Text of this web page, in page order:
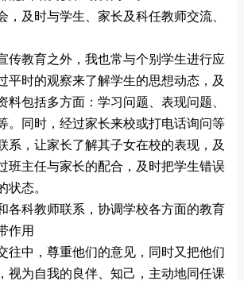
，及时与学生、家长及科任教师交流、
传教育之外，我也常与个别学生进行应
平时的观察来了解学生的思想动态，及
料包括多方面：学习问题、表现问题、
。同时，经过家长来校或打电话询问等
系，让家长了解其子女在校的表现，及
班主任与家长的配合，及时把学生错误
状态。
各科教师联系，协调学校各方面的教育
作用
往中，尊重他们的意见，同时又把他们
视为自我的良伴、知己，主动地同任课